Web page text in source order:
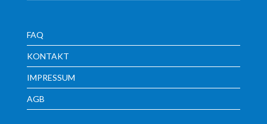
FAQ
KONTAKT
IMPRESSUM
AGB